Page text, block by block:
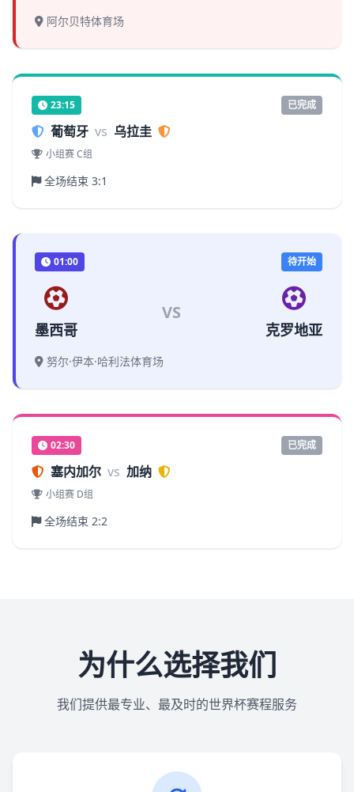
阿尔贝特体育场
23:15 已完成
葡萄牙 vs 乌拉圭
小组赛 C组
全场结束 3:1
01:00 待开始
墨西哥
VS
克罗地亚
努尔·伊本·哈利法体育场
02:30 已完成
塞内加尔 vs 加纳
小组赛 D组
全场结束 2:2
为什么选择我们
我们提供最专业、最及时的世界杯赛程服务